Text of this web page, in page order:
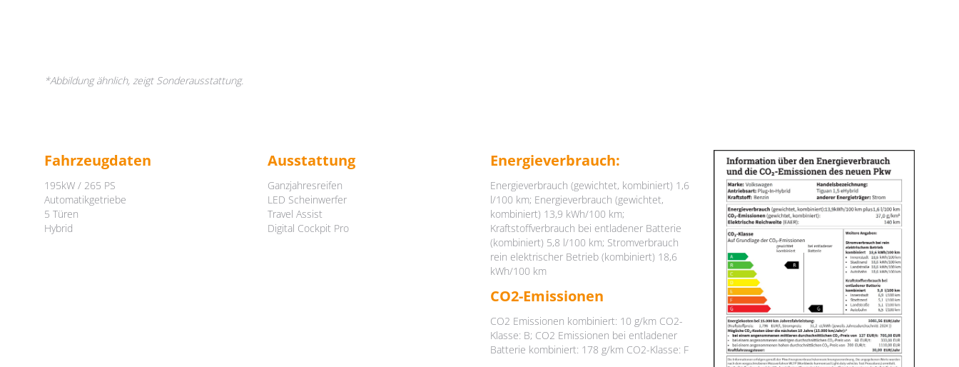
*Abbildung ähnlich, zeigt Sonderausstattung.
Fahrzeugdaten
195kW / 265 PS
Automatikgetriebe
5 Türen
Hybrid
Ausstattung
Ganzjahresreifen
LED Scheinwerfer
Travel Assist
Digital Cockpit Pro
Energieverbrauch:
Energieverbrauch (gewichtet, kombiniert) 1,6
l/100 km; Energieverbrauch (gewichtet,
kombiniert) 13,9 kWh/100 km;
Kraftstoffverbrauch bei entladener Batterie
(kombiniert) 5,8 l/100 km; Stromverbrauch
rein elektrischer Betrieb (kombiniert) 18,6
kWh/100 km
CO2-Emissionen
CO2 Emissionen kombiniert: 10 g/km CO2-
Klasse: B; CO2 Emissionen bei entladener
Batterie kombiniert: 178 g/km CO2-Klasse: F
HALLO
angelegt. Wenn du bereits ein Konto hast, kannst du dich
hier anmelden.